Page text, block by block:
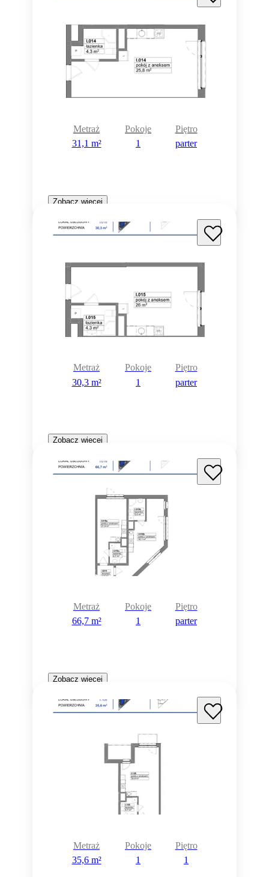
Metraż
31,1 m²
Pokoje
1
Piętro
parter
Zobacz więcej
Metraż
30,3 m²
Pokoje
1
Piętro
parter
Zobacz więcej
Metraż
66,7 m²
Pokoje
1
Piętro
parter
Zobacz więcej
Metraż
35,6 m²
Pokoje
1
Piętro
1